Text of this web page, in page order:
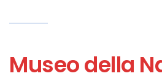
Museo della